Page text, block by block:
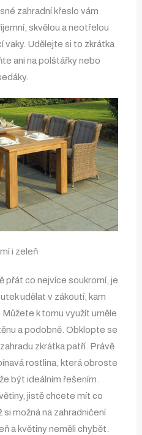
zahradní křeslo vám
skvělou a neotřelou
vaky. Udělejte si to zkrátka
ani na polštářky nebo
i zeleň
přát co nejvíce soukromí, je
udělat v zákoutí, kam
k tomu využít uměle
a podobně. Obklopte se
zkrátka patří. Právě
rostlina, která obroste
být ideálním řešením.
jistě chcete mít co
si možná na zahradničení
a květiny neměli chybět.